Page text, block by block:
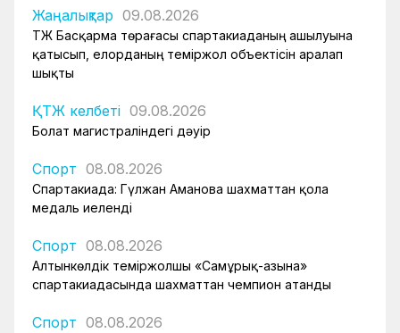
Жаңалықтар 09.08.2026
ҚТЖ Басқарма төрағасы спартакиаданың ашылуына
қатысып, елорданың теміржол объектісін аралап
шықты
ҚТЖ келбеті 09.08.2026
Болат магистраліндегі дәуір
Спорт 08.08.2026
Спартакиада: Гүлжан Аманова шахматтан қола
медаль иеленді
Спорт 08.08.2026
Алтынкөлдік теміржолшы «Самұрық-Қазына»
спартакиадасында шахматтан чемпион атанды
Спорт 08.08.2026